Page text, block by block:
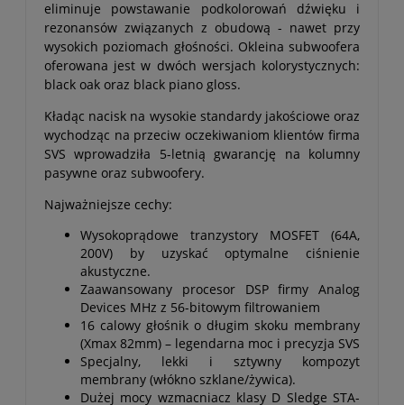
eliminuje powstawanie podkolorowań dźwięku i
rezonansów związanych z obudową - nawet przy
wysokich poziomach głośności. Okleina subwoofera
oferowana jest w dwóch wersjach kolorystycznych:
black oak oraz black piano gloss.
Kładąc nacisk na wysokie standardy jakościowe oraz
wychodząc na przeciw oczekiwaniom klientów firma
SVS wprowadziła 5-letnią gwarancję na kolumny
pasywne oraz subwoofery.
Najważniejsze cechy:
Wysokoprądowe tranzystory MOSFET (64A,
200V) by uzyskać optymalne ciśnienie
akustyczne.
Zaawansowany procesor DSP firmy Analog
Devices MHz z 56-bitowym filtrowaniem
16 calowy głośnik o długim skoku membrany
(Xmax 82mm) – legendarna moc i precyzja SVS
Specjalny, lekki i sztywny kompozyt
membrany (włókno szklane/żywica).
Dużej mocy wzmacniacz klasy D Sledge STA-